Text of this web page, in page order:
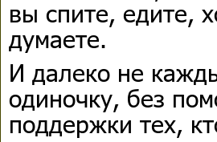
вы спите, едите,
думаете.
И далеко не
одиночку, без
поддержки тех,